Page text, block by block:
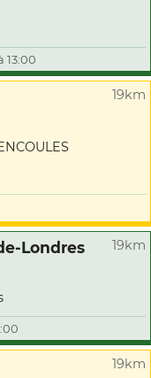
13:00
19km
Londres 19km
19km